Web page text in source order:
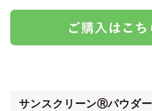
サンスクリーンⓇパウダー